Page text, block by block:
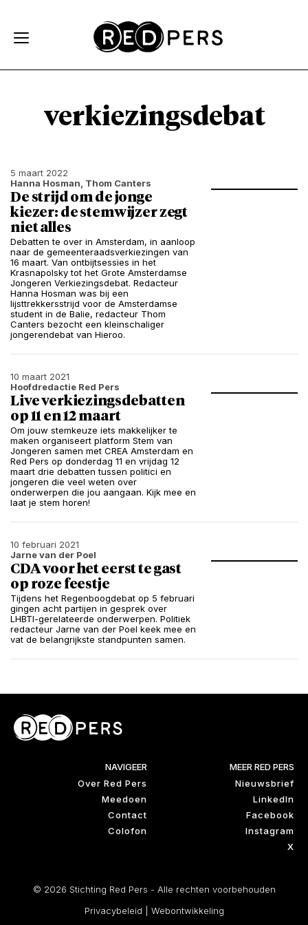
verkiezingsdebat
5 maart 2022
Hanna Hosman, Thom Canters
De strijd om de jonge
kiezer: de stemwijzer zegt
niet alles
Debatten te over in Amsterdam, in aanloop
naar de gemeenteraadsverkiezingen van
16 maart. Van ontbijtsessies in het
Krasnapolsky tot het Grote Amsterdamse
Jongeren Verkiezingsdebat. Redacteur
Hanna Hosman was bij een
lijsttrekkersstrijd voor de Amsterdamse
student in de Balie, redacteur Thom
Canters bezocht een kleinschaliger
jongerendebat van Hieroo.
10 maart 2021
Hoofdredactie Red Pers
Live verkiezingsdebatten
op 11 en 12 maart
Om jouw stemkeuze iets makkelijker te
maken organiseert platform Stem van
Jongeren samen met CREA Amsterdam en
Red Pers op donderdag 11 en vrijdag 12
maart drie debatten tussen politici en
jongeren die veel weten over
onderwerpen die jou aangaan. Kijk mee en
laat je stem horen!
10 februari 2021
Jarne van der Poel
CDA voor het eerst te gast
op roze feestje
Tijdens het Regenboogdebat op 5 februari
gingen acht partijen in gesprek over
LHBTI-gerelateerde onderwerpen. Politiek
redacteur Jarne van der Poel keek mee en
vat de belangrijkste standpunten samen.
NAVIGEER
Over Red Pers
Meedoen
Contact
Colofon
MEER RED PERS
Nieuwsbrief
LinkedIn
Facebook
Instagram
X
© 2026 Stichting Red Pers - Alle rechten voorbehouden
Privacybeleid
Webontwikkeling